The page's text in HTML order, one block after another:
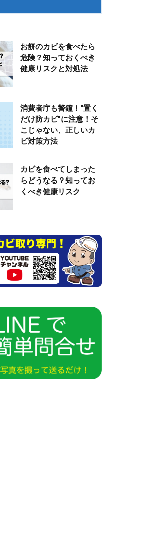
お餅のカビを食べたら
危険？知っておくべき
健康リスクと対処法
消費者庁も警鐘！“置く
だけ防カビ”に注意！そ
こじゃない、正しいカ
ビ対策方法
カビを食べてしまった
らどうなる？知ってお
くべき健康リスク